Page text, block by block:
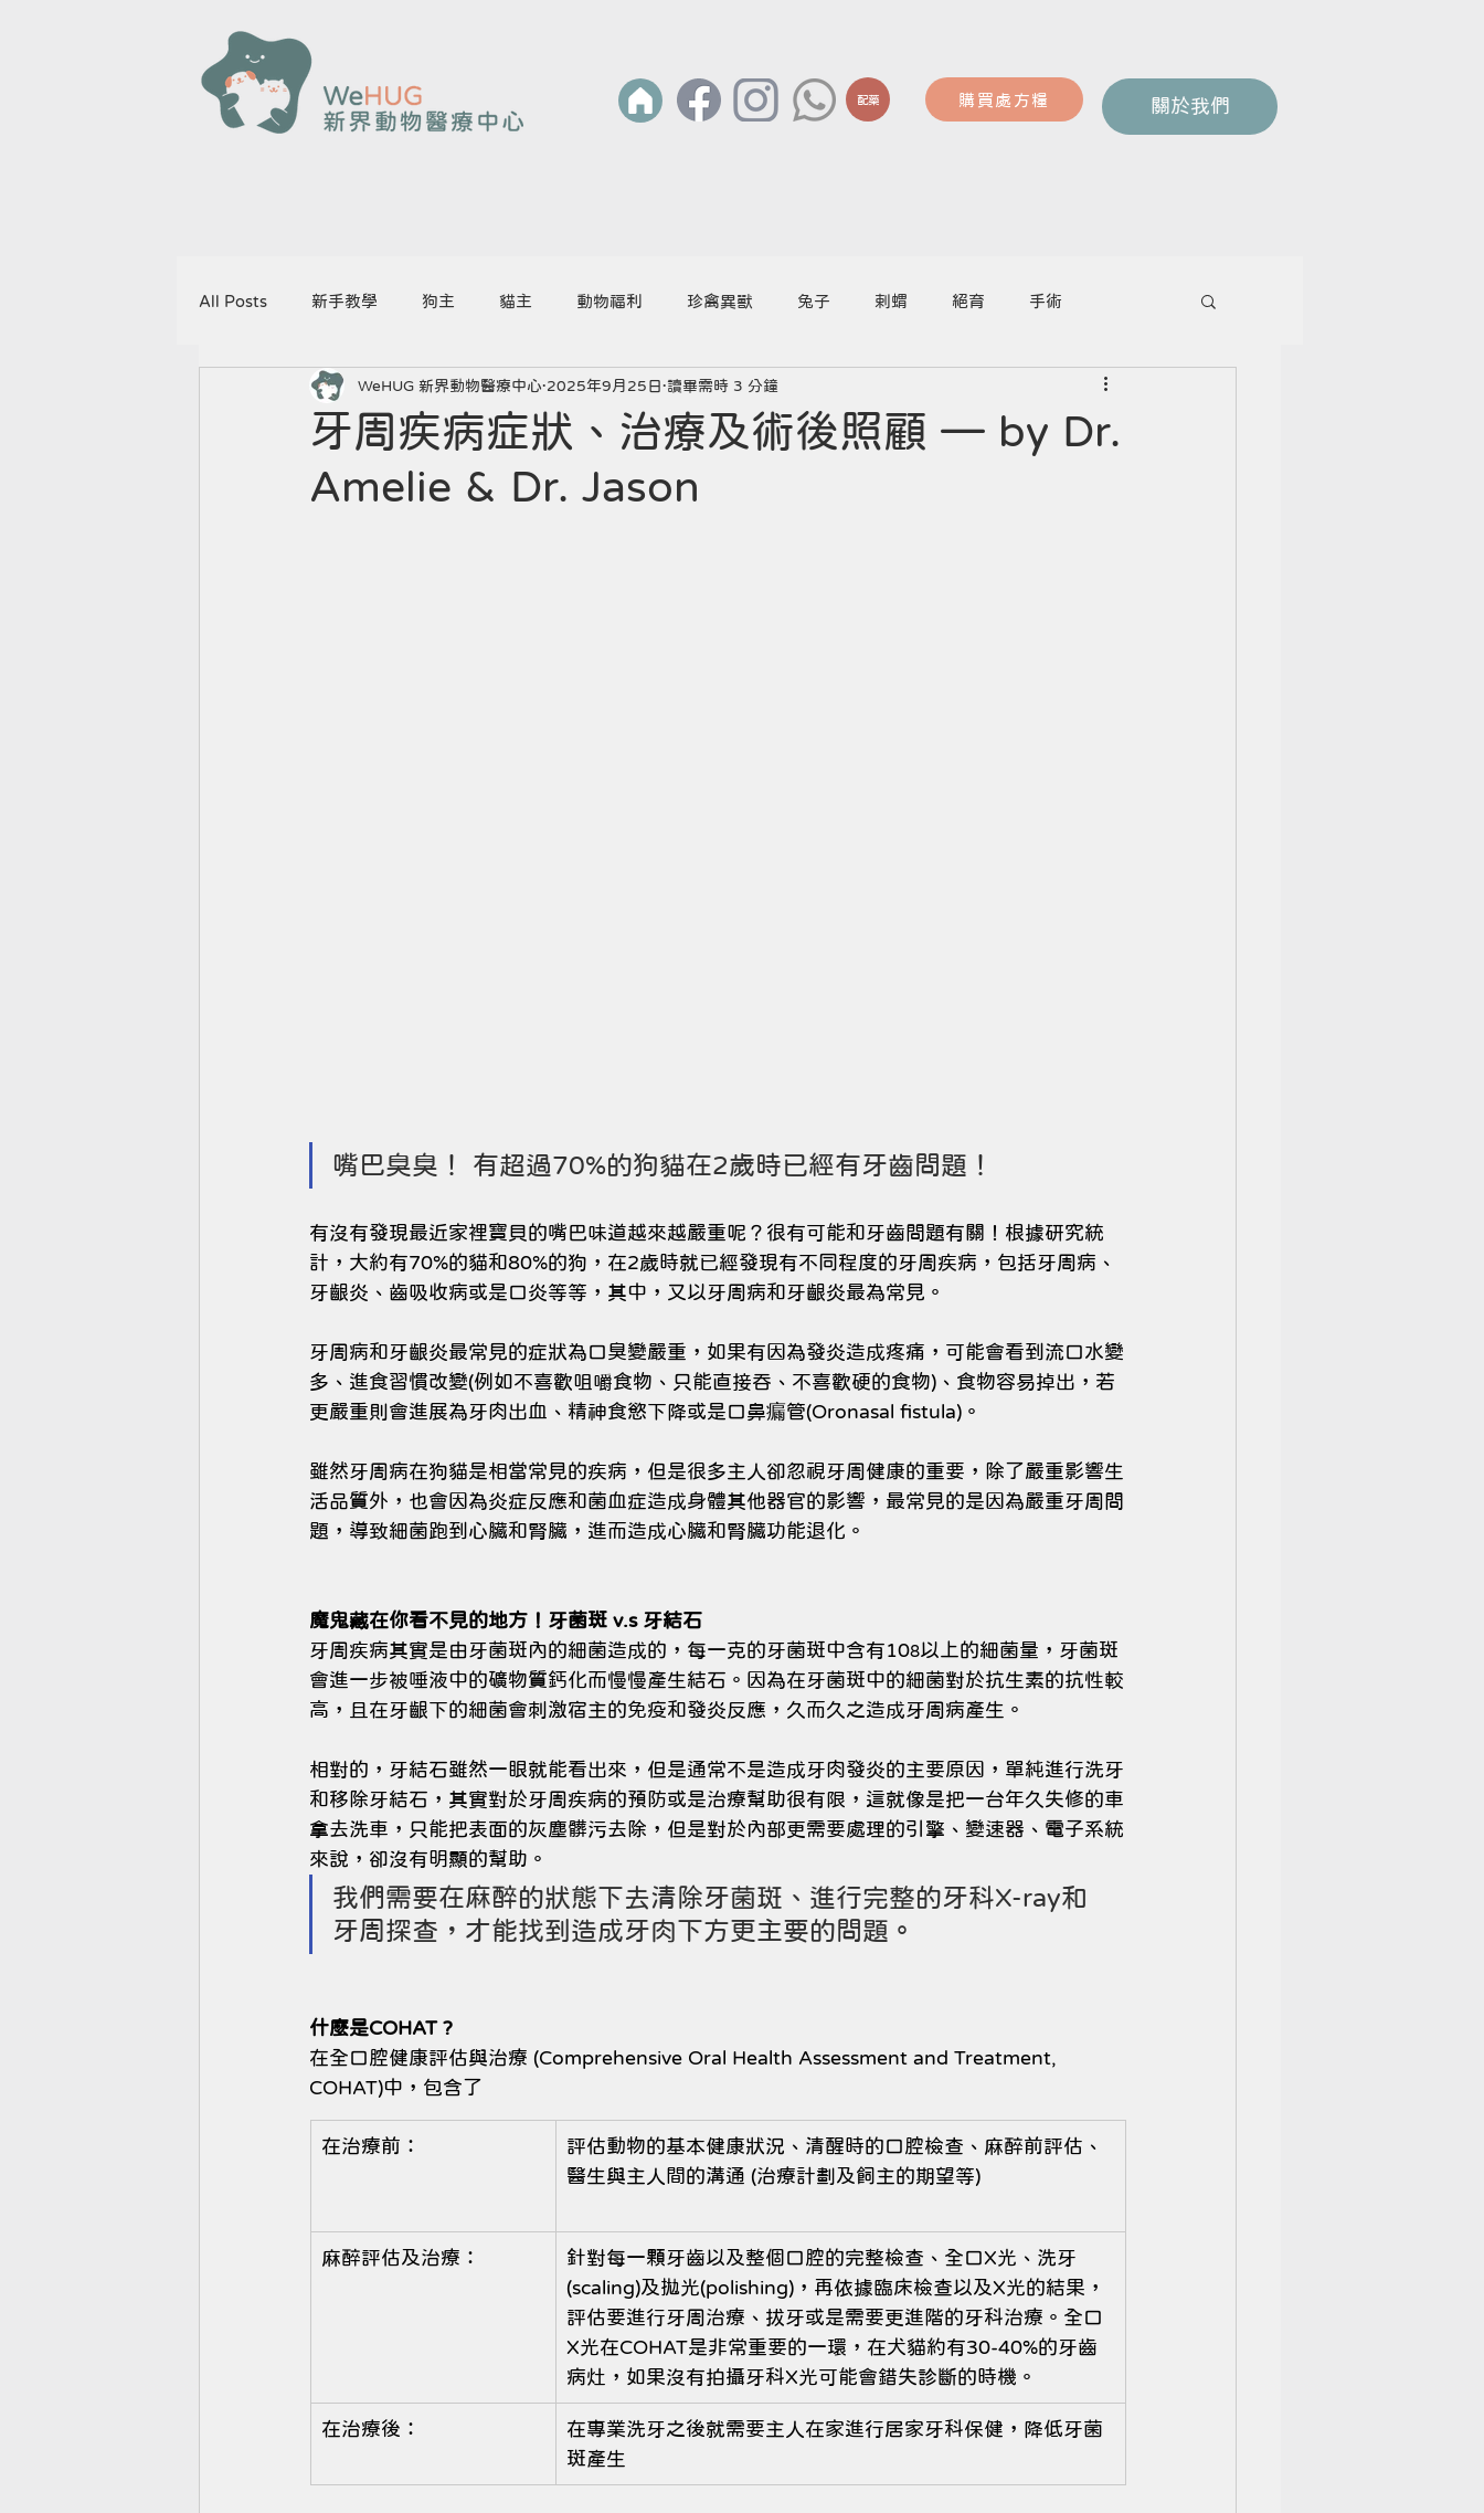
配藥 購買處方糧 關於我們
All Posts 新手教學 狗主 貓主 動物福利 珍禽異獸 兔子 剌蝟 絕育 手術
牙周疾病症狀、治療及術後照顧 — by Dr.
Amelie & Dr. Jason
WeHUG 新界動物醫療中心 2025年9月25日 讀畢需時 3 分鐘
嘴巴臭臭！ 有超過70%的狗貓在2歲時已經有牙齒問題！
有沒有發現最近家裡寶貝的嘴巴味道越來越嚴重呢？很有可能和牙齒問題有關！根據研究統
計，大約有70%的貓和80%的狗，在2歲時就已經發現有不同程度的牙周疾病，包括牙周病、
牙齦炎、齒吸收病或是口炎等等，其中，又以牙周病和牙齦炎最為常見。
牙周病和牙齦炎最常見的症狀為口臭變嚴重，如果有因為發炎造成疼痛，可能會看到流口水變
多、進食習慣改變(例如不喜歡咀嚼食物、只能直接吞、不喜歡硬的食物)、食物容易掉出，若
更嚴重則會進展為牙肉出血、精神食慾下降或是口鼻瘺管(Oronasal fistula)。
雖然牙周病在狗貓是相當常見的疾病，但是很多主人卻忽視牙周健康的重要，除了嚴重影響生
活品質外，也會因為炎症反應和菌血症造成身體其他器官的影響，最常見的是因為嚴重牙周問
題，導致細菌跑到心臟和腎臟，進而造成心臟和腎臟功能退化。
魔鬼藏在你看不見的地方！牙菌斑 v.s 牙結石
牙周疾病其實是由牙菌斑內的細菌造成的，每一克的牙菌斑中含有108以上的細菌量，牙菌斑
會進一步被唾液中的礦物質鈣化而慢慢產生結石。因為在牙菌斑中的細菌對於抗生素的抗性較
高，且在牙齦下的細菌會刺激宿主的免疫和發炎反應，久而久之造成牙周病產生。
相對的，牙結石雖然一眼就能看出來，但是通常不是造成牙肉發炎的主要原因，單純進行洗牙
和移除牙結石，其實對於牙周疾病的預防或是治療幫助很有限，這就像是把一台年久失修的車
拿去洗車，只能把表面的灰塵髒污去除，但是對於內部更需要處理的引擎、變速器、電子系統
來說，卻沒有明顯的幫助。
我們需要在麻醉的狀態下去清除牙菌斑、進行完整的牙科X-ray和
牙周探查，才能找到造成牙肉下方更主要的問題。
什麼是COHAT ?
在全口腔健康評估與治療 (Comprehensive Oral Health Assessment and Treatment,
COHAT)中，包含了
在治療前：
評估動物的基本健康狀況、清醒時的口腔檢查、麻醉前評估、
醫生與主人間的溝通 (治療計劃及飼主的期望等)
麻醉評估及治療：
針對每一顆牙齒以及整個口腔的完整檢查、全口X光、洗牙
(scaling)及拋光(polishing)，再依據臨床檢查以及X光的結果，
評估要進行牙周治療、拔牙或是需要更進階的牙科治療。全口
X光在COHAT是非常重要的一環，在犬貓約有30-40%的牙齒
病灶，如果沒有拍攝牙科X光可能會錯失診斷的時機。
在治療後：
在專業洗牙之後就需要主人在家進行居家牙科保健，降低牙菌
斑產生